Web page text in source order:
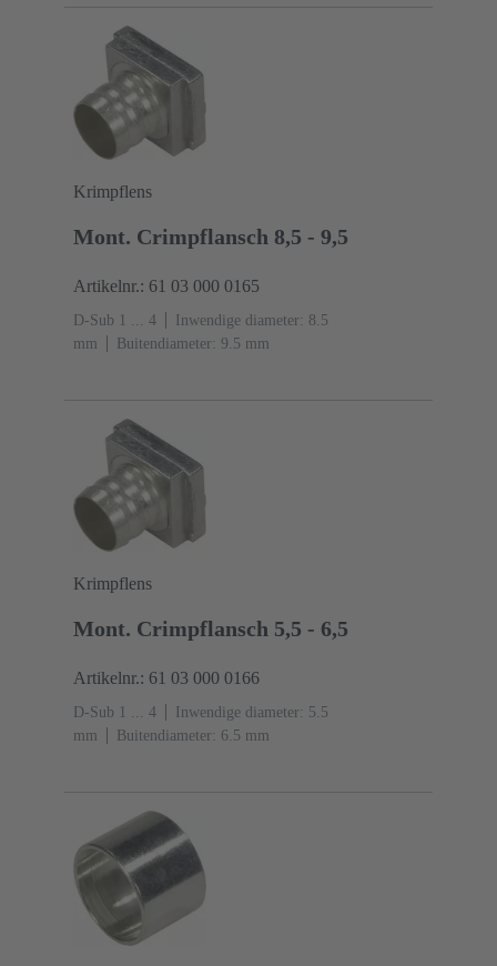
Krimpflens
Mont. Crimpflansch 8,5 - 9,5
Artikelnr.: 61 03 000 0165
D-Sub 1 ... 4
Inwendige diameter: 8.5
mm
Buitendiameter: ‌9.5 mm
Krimpflens
Mont. Crimpflansch 5,5 - 6,5
Artikelnr.: 61 03 000 0166
D-Sub 1 ... 4
Inwendige diameter: 5.5
mm
Buitendiameter: ‌6.5 mm